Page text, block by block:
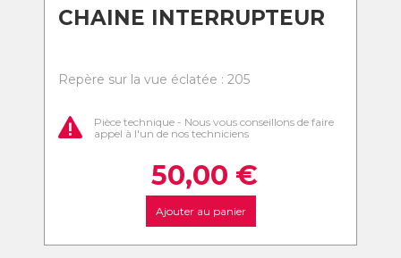
CHAINE INTERRUPTEUR
Repère sur la vue éclatée : 205
Pièce technique - Nous vous conseillons de faire
appel à l'un de nos techniciens
50,00 €
Ajouter au panier